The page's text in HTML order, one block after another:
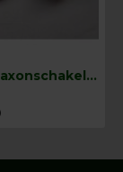
BOSCH Claxonschakelaar opbouw ⌀26 mm 0343007001